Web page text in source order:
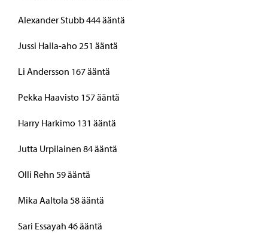
Alexander Stubb 444 ääntä
Jussi Halla-aho 251 ääntä
Li Andersson 167 ääntä
Pekka Haavisto 157 ääntä
Harry Harkimo 131 ääntä
Jutta Urpilainen 84 ääntä
Olli Rehn 59 ääntä
Mika Aaltola 58 ääntä
Sari Essayah 46 ääntä